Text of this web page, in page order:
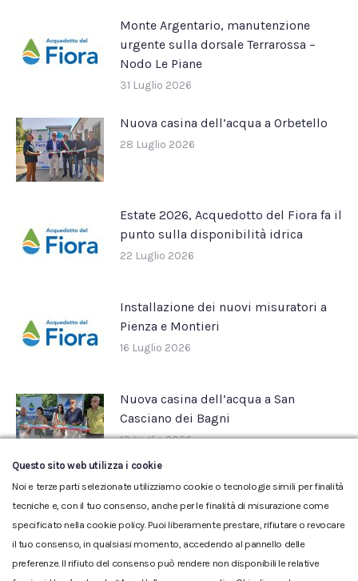
Monte Argentario, manutenzione
urgente sulla dorsale Terrarossa –
Nodo Le Piane
31 Luglio 2026
Nuova casina dell’acqua a Orbetello
28 Luglio 2026
Estate 2026, Acquedotto del Fiora fa il
punto sulla disponibilità idrica
22 Luglio 2026
Installazione dei nuovi misuratori a
Pienza e Montieri
16 Luglio 2026
Nuova casina dell’acqua a San
Casciano dei Bagni
10 Luglio 2026
Questo sito web utilizza i cookie
Noi e terze parti selezionate utilizziamo cookie o tecnologie simili per finalità
tecniche e, con il tuo consenso, anche per le finalità di misurazione come
specificato nella cookie policy. Puoi liberamente prestare, rifiutare o revocare
il tuo consenso, in qualsiasi momento, accedendo al pannello delle
preferenze. Il rifiuto del consenso può rendere non disponibili le relative